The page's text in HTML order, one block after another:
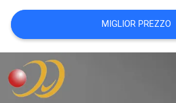
DEL
SITO
PRIVACY
POLICY
MIGLIOR PREZZO